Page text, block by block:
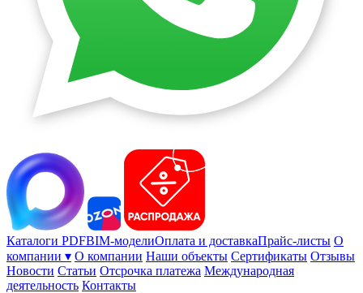
Каталоги PDFBIM-моделиОплата и доставкаПрайс-листы О
компании ▾ О компании Наши объекты Сертификаты Отзывы
Новости Статьи Отсрочка платежа Международная
деятельность Контакты